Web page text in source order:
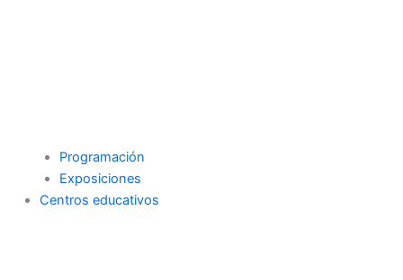
Programación
Exposiciones
Centros educativos